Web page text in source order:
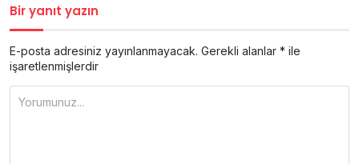
Bir yanıt yazın
E-posta adresiniz yayınlanmayacak. Gerekli alanlar * ile
işaretlenmişlerdir